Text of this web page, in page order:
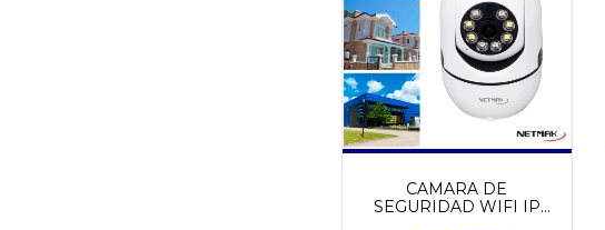
CAMARA DE
SEGURIDAD WIFI IP